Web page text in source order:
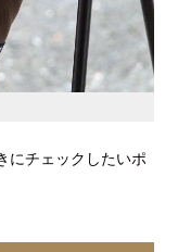
にチェックしたいポ